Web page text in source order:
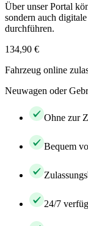
Über unser Portal
sondern auch
durchführen.
134,90 €
Fahrzeug online
Neuwagen oder
Ohne zur
Bequem
24/7